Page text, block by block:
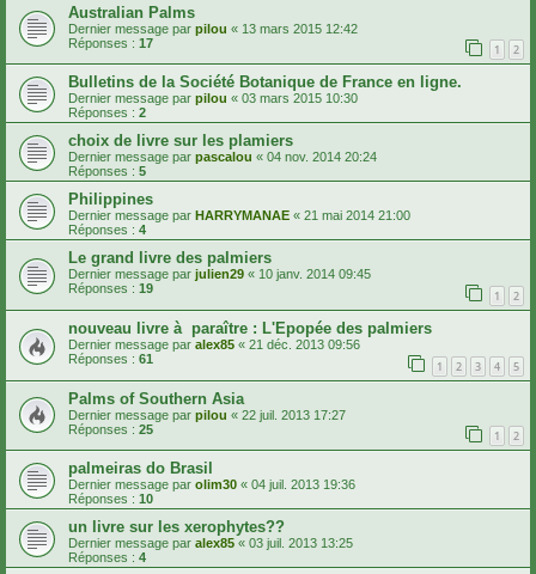
Australian Palms
Dernier message par pilou « 13 mars 2015 12:42
Réponses : 17 1 2
Bulletins de la Société Botanique de France en ligne.
Dernier message par pilou « 03 mars 2015 10:30
Réponses : 2
choix de livre sur les plamiers
Dernier message par pascalou « 04 nov. 2014 20:24
Réponses : 5
Philippines
Dernier message par HARRYMANAE « 21 mai 2014 21:00
Réponses : 4
Le grand livre des palmiers
Dernier message par julien29 « 10 janv. 2014 09:45
Réponses : 19 1 2
nouveau livre à paraître : L'Epopée des palmiers
Dernier message par alex85 « 21 déc. 2013 09:56
Réponses : 61 1 2 3 4 5
Palms of Southern Asia
Dernier message par pilou « 22 juil. 2013 17:27
Réponses : 25 1 2
palmeiras do Brasil
Dernier message par olim30 « 04 juil. 2013 19:36
Réponses : 10
un livre sur les xerophytes??
Dernier message par alex85 « 03 juil. 2013 13:25
Réponses : 4